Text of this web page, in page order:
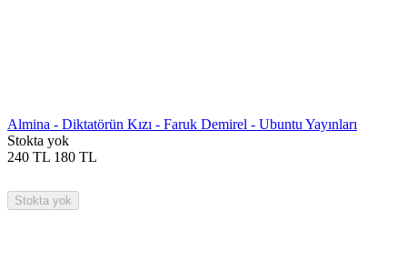
Almina - Diktatörün Kızı - Faruk Demirel - Ubuntu Yayınları
Stokta yok
240 TL 180 TL
Stokta yok